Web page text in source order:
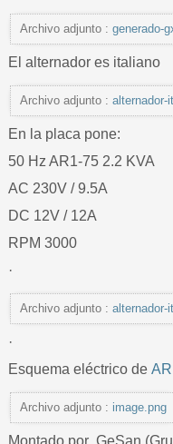
Archivo adjunto : generado-
El alternador es italiano
Archivo adjunto : alternador-
En la placa pone:
50 Hz AR1-75 2.2 KVA
AC 230V / 9.5A
DC 12V / 12A
RPM 3000
·
Archivo adjunto : alternador-
·
Esquema eléctrico de
Archivo adjunto : image.png
Montado por GeSan